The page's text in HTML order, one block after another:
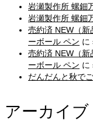
岩瀬製作所 螺鈿
岩瀬製作所 螺鈿
売約済 NEW（新
ーボール ペン に
売約済 NEW（新
ーボール ペン に
だんだんと秋で
アーカイブ